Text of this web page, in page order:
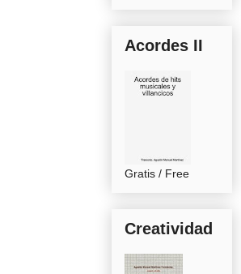
Acordes II
Gratis / Free
Creatividad